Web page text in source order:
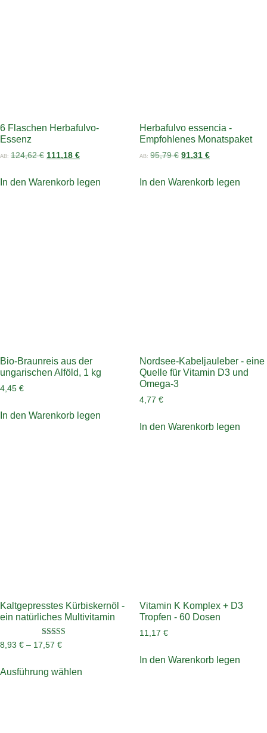
6 Flaschen Herbafulvo-
Essenz
AB: 124,62€ 111,18 €
In den Warenkorb legen
Herbafulvo essencia -
Empfohlenes Monatspaket
AB: 95,79€ 91,31 €
In den Warenkorb legen
Bio-Braunreis aus der
ungarischen Alföld, 1 kg
4,45 €
In den Warenkorb legen
Nordsee-Kabeljauleber - eine
Quelle für Vitamin D3 und
Omega-3
4,77 €
In den Warenkorb legen
Kaltgepresstes Kürbiskernöl -
ein natürliches Multivitamin
Bewertet mit
5.00
8,93 € – 17,57 €
Ausführung wählen
Vitamin K Komplex + D3
Tropfen - 60 Dosen
11,17 €
In den Warenkorb legen